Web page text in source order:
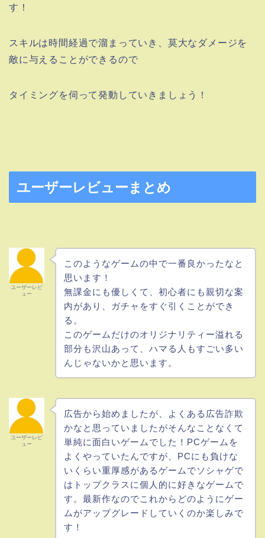
す！
スキルは時間経過で溜まっていき、莫大なダメージを
敵に与えることができるので
タイミングを伺って発動していきましょう！
ユーザーレビューまとめ
ユーザーレビ
ュー
このようなゲームの中で一番良かったなと
思います！
無課金にも優しくて、初心者にも親切な案
内があり、ガチャをすぐ引くことができ
る。
このゲームだけのオリジナリティー溢れる
部分も沢山あって、ハマる人もすごい多い
んじゃないかと思います。
ユーザーレビ
ュー
広告から始めましたが、よくある広告詐欺
かなと思っていましたがそんなことなくて
単純に面白いゲームでした！PCゲームを
よくやっていたんですが、PCにも負けな
いくらい重厚感があるゲームでソシャゲで
はトップクラスに個人的に好きなゲームで
す。最新作なのでこれからどのようにゲー
ムがアップグレードしていくのか楽しみで
す！